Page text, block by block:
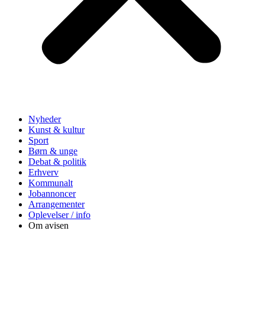
Nyheder
Kunst & kultur
Sport
Børn & unge
Debat & politik
Erhverv
Kommunalt
Jobannoncer
Arrangementer
Oplevelser / info
Om avisen